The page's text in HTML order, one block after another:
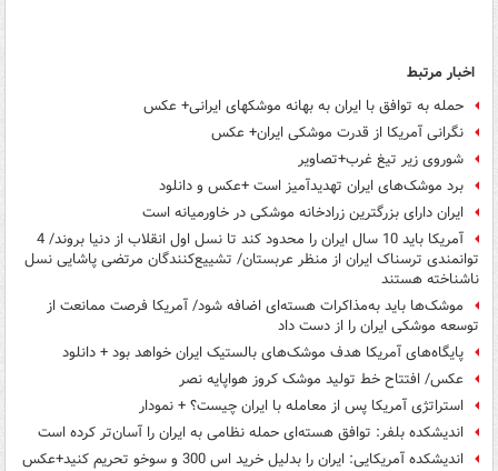
اخبار مرتبط
حمله به توافق با ایران به بهانه موشکهای ایرانی+ عکس
نگرانی آمریکا از قدرت موشکی ایران+ عکس
شوروی زیر تیغ غرب+تصاویر
برد موشک‌های ایران تهدیدآمیز است +عکس و دانلود
ایران دارای بزرگترین زرادخانه موشکی در خاورمیانه است
آمریکا باید 10 سال ایران را محدود کند تا نسل اول انقلاب از دنیا بروند/ 4
توانمندی ترسناک ایران از منظر عربستان/ تشییع‌کنندگان مرتضی پاشایی نسل
ناشناخته هستند
موشک‌ها باید به‌مذاکرات هسته‌ای اضافه شود/ آمریکا فرصت ممانعت از
توسعه موشکی ایران را از دست داد
پایگاه‌های آمریکا هدف موشک‌های بالستیک ایران خواهد بود + دانلود
عکس/ افتتاح خط تولید موشک کروز هواپایه نصر
استراتژی آمریکا پس از معامله با ایران چیست؟ + نمودار
اندیشکده بلفر: توافق هسته‌ای حمله نظامی به ایران را آسان‌تر کرده است
اندیشکده آمریکایی: ایران را بدلیل خرید اس ‌300 و سوخو تحریم کنید+عکس